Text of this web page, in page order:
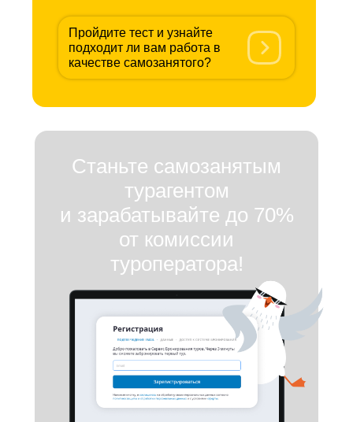
Пройдите тест и узнайте
подходит ли вам работа в
качестве самозанятого?
Станьте самозанятым
турагентом
и зарабатывайте до 70%
от комиссии
туроператора!